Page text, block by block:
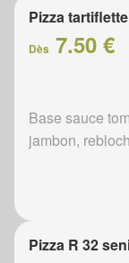
Pizza
Dès 7.50 €
Base sauce
jambon,
Pizza R 32